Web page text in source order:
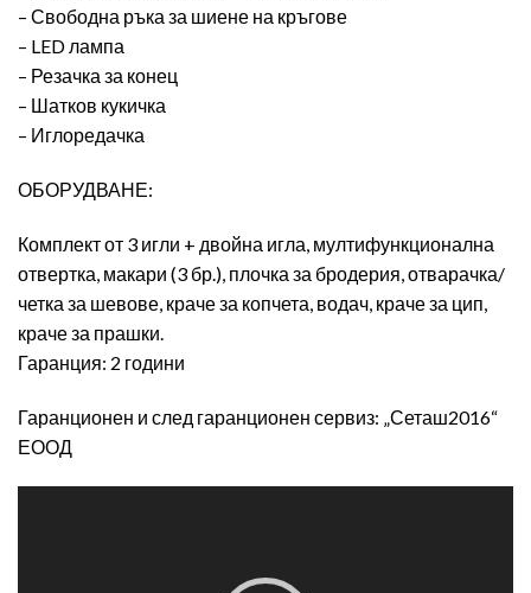
– Свободна ръка за шиене на кръгове
– LED лампа
– Резачка за конец
– Шатков кукичка
– Иглоредачка
ОБОРУДВАНЕ:
Комплект от 3 игли + двойна игла, мултифункционална
отвертка, макари (3 бр.), плочка за бродерия, отварачка/
четка за шевове, краче за копчета, водач, краче за цип,
краче за прашки.
Гаранция: 2 години
Гаранционен и след гаранционен сервиз: „Сеташ2016“
ЕООД